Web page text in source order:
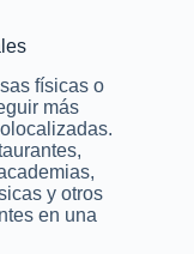
físicas o
más
y otros
en una